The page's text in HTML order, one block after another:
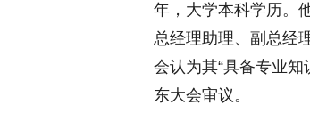
年，大学本科学历。
总经理助理、副总经
会认为其“具备专业
东大会审议。